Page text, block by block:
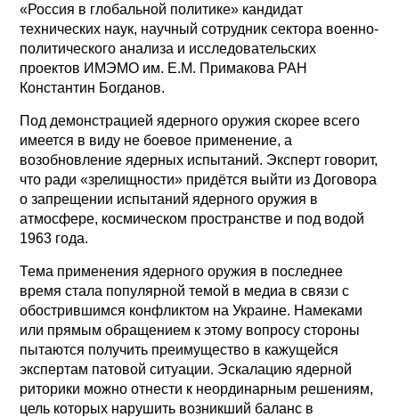
«Россия в глобальной политике» кандидат
технических наук, научный сотрудник сектора военно-
политического анализа и исследовательских
проектов ИМЭМО им. Е.М. Примакова РАН
Константин Богданов.
Под демонстрацией ядерного оружия скорее всего
имеется в виду не боевое применение, а
возобновление ядерных испытаний. Эксперт говорит,
что ради «зрелищности» придётся выйти из Договора
о запрещении испытаний ядерного оружия в
атмосфере, космическом пространстве и под водой
1963 года.
Тема применения ядерного оружия в последнее
время стала популярной темой в медиа в связи с
обострившимся конфликтом на Украине. Намеками
или прямым обращением к этому вопросу стороны
пытаются получить преимущество в кажущейся
экспертам патовой ситуации. Эскалацию ядерной
риторики можно отнести к неординарным решениям,
цель которых нарушить возникший баланс в